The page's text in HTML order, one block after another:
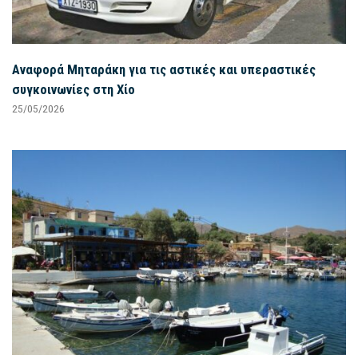
Αναφορά Μηταράκη για τις αστικές και υπεραστικές
συγκοινωνίες στη Χίο
25/05/2026